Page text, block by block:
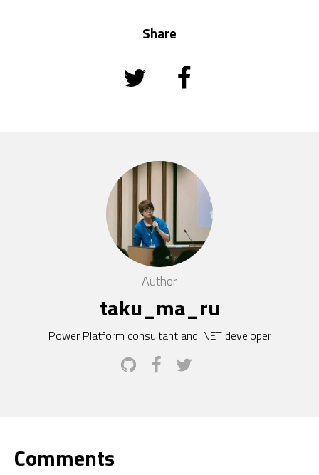
Share
Author
taku_ma_ru
Power Platform consultant and .NET developer
Comments